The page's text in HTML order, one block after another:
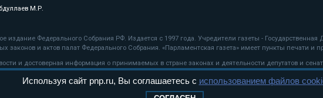
М.Р.
издание Федерального Собрания РФ. Издается с 1997 года. Учредители газеты -
законов и актов палат Федерального Собрания. «Парламентская газета» имеет пункты печати и
и достоверная информация о принимаемых в стране законах и деятельности депутатов и
технологии
Используя сайт pnp.ru, Вы соглашаетесь с использованием файлов